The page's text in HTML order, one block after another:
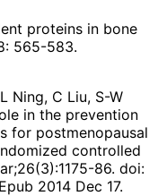
proteins in bone
565-583.
Ning, C Liu, S-W
in the prevention
for postmenopausal
controlled
86. doi:
2014 Dec 17.